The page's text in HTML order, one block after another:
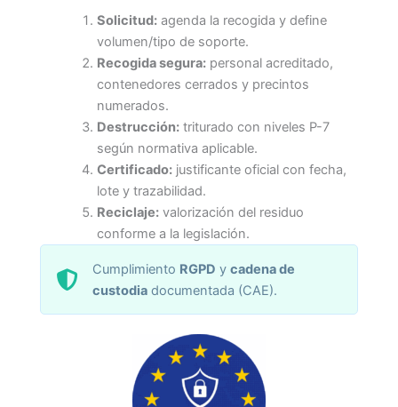
Solicitud:agenda la recogida y define
volumen/tipo de soporte.
Recogida segura:personal acreditado,
contenedores cerrados y precintos
numerados.
Destrucción:triturado con niveles P-7
según normativa aplicable.
Certificado:justificante oficial con fecha,
lote y trazabilidad.
Reciclaje:valorización del residuo
conforme a la legislación.
Cumplimiento RGPD ycadena de
custodia documentada (CAE).